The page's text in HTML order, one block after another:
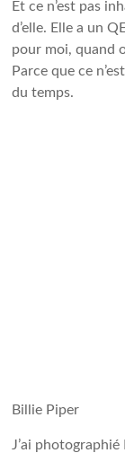
Et ce n’est pas
d’elle. Elle a un
pour moi, quand
Parce que ce
du temps.
Billie Piper
J’ai